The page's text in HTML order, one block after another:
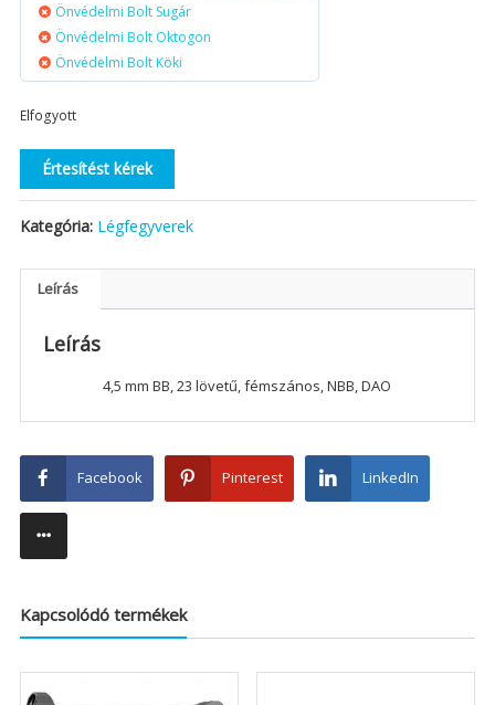
Önvédelmi Bolt Sugár
Önvédelmi Bolt Oktogon
Önvédelmi Bolt Köki
Elfogyott
Értesítést kérek
Kategória: Légfegyverek
Leírás
Leírás
4,5 mm BB, 23 lövetű, fémszános, NBB, DAO
Facebook Pinterest LinkedIn
Kapcsolódó termékek